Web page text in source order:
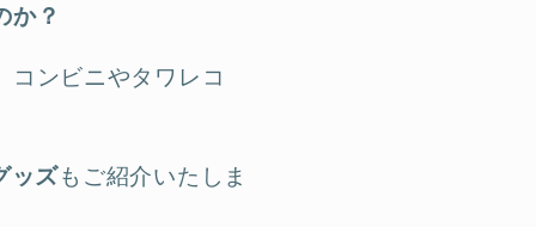
か？
コンビニやタワレコ
ッズもご紹介いたしま